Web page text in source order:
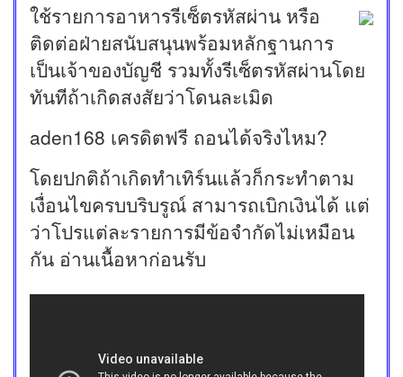
ใช้รายการอาหารรีเซ็ตรหัสผ่าน หรือ
ติดต่อฝ่ายสนับสนุนพร้อมหลักฐานการ
เป็นเจ้าของบัญชี รวมทั้งรีเซ็ตรหัสผ่านโดย
ทันทีถ้าเกิดสงสัยว่าโดนละเมิด
aden168 เครดิตฟรี ถอนได้จริงไหม?
โดยปกติถ้าเกิดทำเทิร์นแล้วก็กระทำตาม
เงื่อนไขครบบริบรูณ์ สามารถเบิกเงินได้ แต่
ว่าโปรแต่ละรายการมีข้อจำกัดไม่เหมือน
กัน อ่านเนื้อหาก่อนรับ